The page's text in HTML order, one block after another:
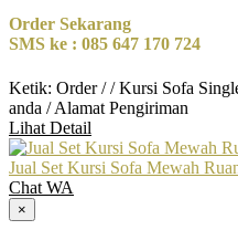
Order Sekarang
SMS ke : 085 647 170 724
Ketik: Order / / Kursi Sofa
anda / Alamat Pengiriman
Lihat Detail
Jual Set Kursi Sofa Mewah
Chat WA
×